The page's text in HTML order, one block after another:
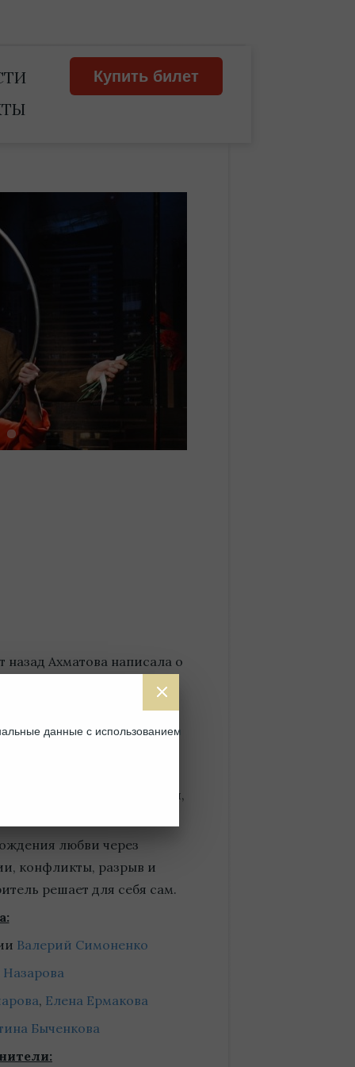
Купить билет
назад Ахматова написала о
таинственная сила,
любви, и зависит оно от
разные формы: комедии,
любви через
конфликты, разрыв и
решает для себя сам.
Валерий Симоненко
Назарова
, Елена Ермакова
Быченкова
данные с использованием